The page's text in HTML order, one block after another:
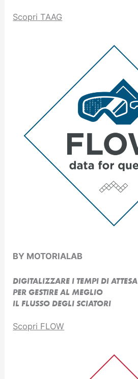
Scopri TAAG
BY MOTORIALAB
DIGITALIZZARE I TEMPI DI ATTESA
PER GESTIRE AL MEGLIO
IL FLUSSO DEGLI SCIATORI
Scopri FLOW